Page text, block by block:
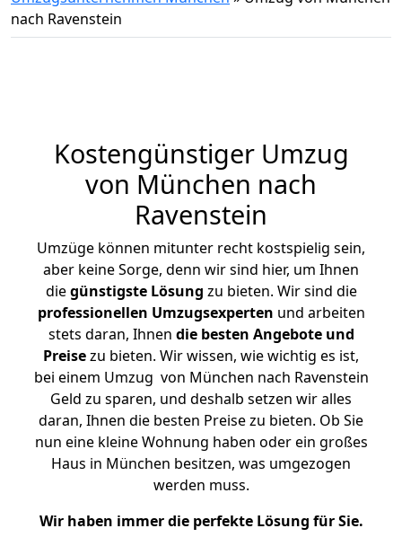
nach Ravenstein
Kostengünstiger Umzug
von München nach
Ravenstein
Umzüge können mitunter recht kostspielig sein,
aber keine Sorge, denn wir sind hier, um Ihnen
diegünstigste Lösung zu bieten. Wir sind die
professionellen Umzugsexperten und arbeiten
stets daran, Ihnen die besten Angebote und
Preisezu bieten. Wir wissen, wie wichtig es ist,
bei einem Umzug von München nach Ravenstein
Geld zu sparen, und deshalb setzen wir alles
daran, Ihnen die besten Preise zu bieten. Ob Sie
nun eine kleine Wohnung haben oder ein großes
Haus in München besitzen, was umgezogen
werden muss.
Wir haben immer die perfekte Lösung für Sie.